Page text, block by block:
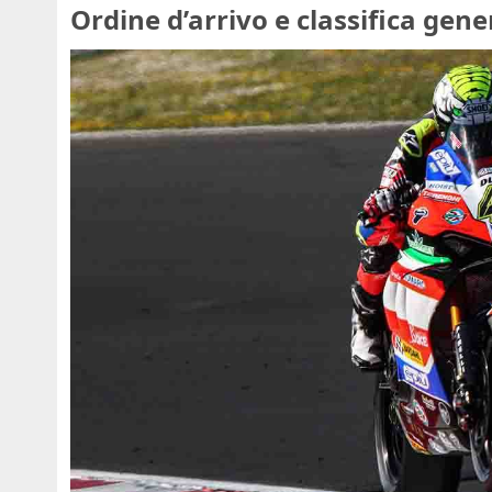
Ordine d’arrivo e classifica